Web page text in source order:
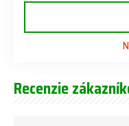
Recenzie